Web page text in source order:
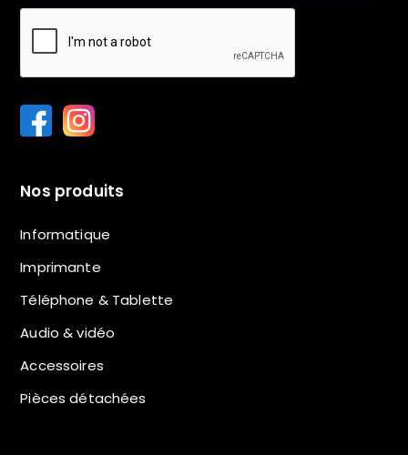
Nos produits
Informatique
Imprimante
Téléphone & Tablette
Audio & vidéo
Accessoires
Pièces détachées